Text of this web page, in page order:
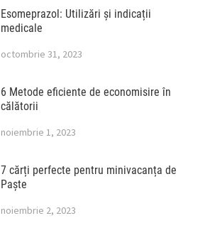
Esomeprazol: Utilizări și indicații
medicale
octombrie 31, 2023
6 Metode eficiente de economisire în
călătorii
noiembrie 1, 2023
7 cărți perfecte pentru minivacanța de
Paște
noiembrie 2, 2023